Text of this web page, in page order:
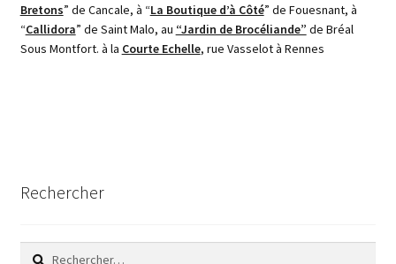
Bretons” de Cancale, à “La Boutique d’à Côté” de Fouesnant, à
“Callidora” de Saint Malo, au “Jardin de Brocéliande” de Bréal
Sous Montfort. à la Courte Echelle, rue Vasselot à Rennes
Rechercher
Rechercher :